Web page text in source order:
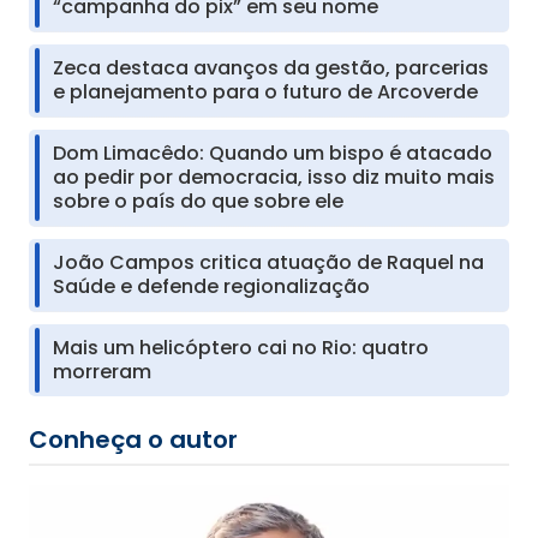
“campanha do pix” em seu nome
Zeca destaca avanços da gestão, parcerias
e planejamento para o futuro de Arcoverde
Dom Limacêdo: Quando um bispo é atacado
ao pedir por democracia, isso diz muito mais
sobre o país do que sobre ele
João Campos critica atuação de Raquel na
Saúde e defende regionalização
Mais um helicóptero cai no Rio: quatro
morreram
Conheça o autor